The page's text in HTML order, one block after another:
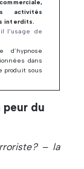
activités
interdits.
l’usage de
d’hypnose
dans
produit sous
peur du
– la